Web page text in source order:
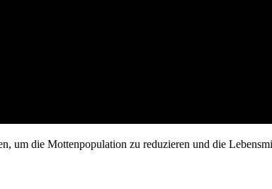
um die Mottenpopulation zu reduzieren und die